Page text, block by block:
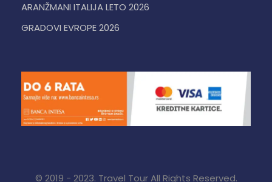
ARANŽMANI ITALIJA LETO 2026
GRADOVI EVROPE 2026
© 2019 - 2023. Travel Tour All Rights Reserved.